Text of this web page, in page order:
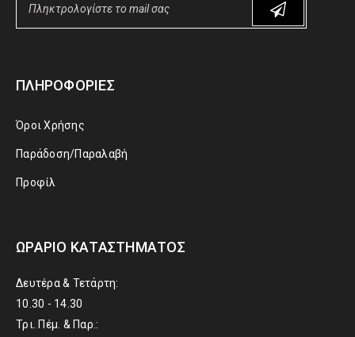
ΠΛΗΡΟΦΟΡΊΕΣ
Όροι Χρήσης
Παράδοση/Παραλαβή
Προφίλ
ΩΡΆΡΙΟ ΚΑΤΑΣΤΉΜΑΤΟΣ
Δευτέρα & Τετάρτη:
10.30 - 14.30
Τρι. Πέμ. & Παρ.: